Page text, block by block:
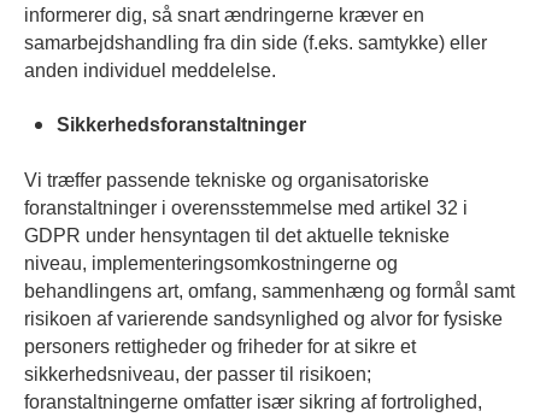
informerer dig, så snart ændringerne kræver en
samarbejdshandling fra din side (f.eks. samtykke) eller
anden individuel meddelelse.
Sikkerhedsforanstaltninger
Vi træffer passende tekniske og organisatoriske
foranstaltninger i overensstemmelse med artikel 32 i
GDPR under hensyntagen til det aktuelle tekniske
niveau, implementeringsomkostningerne og
behandlingens art, omfang, sammenhæng og formål samt
risikoen af varierende sandsynlighed og alvor for fysiske
personers rettigheder og friheder for at sikre et
sikkerhedsniveau, der passer til risikoen;
foranstaltningerne omfatter især sikring af fortrolighed,